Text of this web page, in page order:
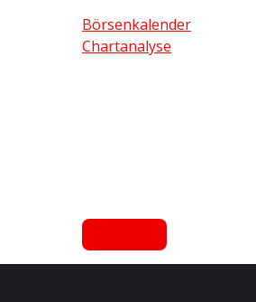
Börsenkalender
Chartanalyse